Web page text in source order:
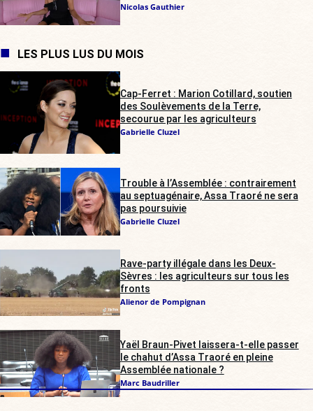
Nicolas Gauthier
LES PLUS LUS DU MOIS
Cap-Ferret : Marion Cotillard, soutien
des Soulèvements de la Terre,
secourue par les agriculteurs
Gabrielle Cluzel
Trouble à l’Assemblée : contrairement
au septuagénaire, Assa Traoré ne sera
pas poursuivie
Gabrielle Cluzel
Rave-party illégale dans les Deux-
Sèvres : les agriculteurs sur tous les
fronts
Alienor de Pompignan
Yaël Braun-Pivet laissera-t-elle passer
le chahut d’Assa Traoré en pleine
Assemblée nationale ?
Marc Baudriller